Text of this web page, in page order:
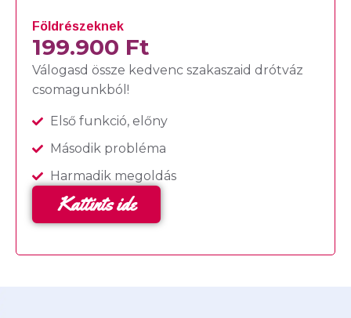
Földrészeknek
199.900 Ft
Válogasd össze kedvenc szakaszaid drótváz
csomagunkból!
Első funkció, előny
Második probléma
Harmadik megoldás
Kattints ide